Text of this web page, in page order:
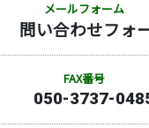
メールフォーム
問い合わせフォ
FAX番号
050-3737-